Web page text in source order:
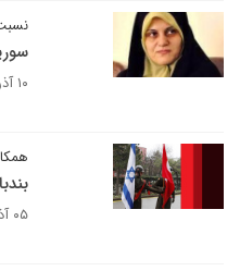
۱۰ آذر ۱۴۰۳
۰۵ آذر ۱۴۰۳